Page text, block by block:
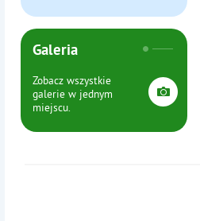
Galeria
Zobacz wszystkie
galerie w jednym
miejscu.